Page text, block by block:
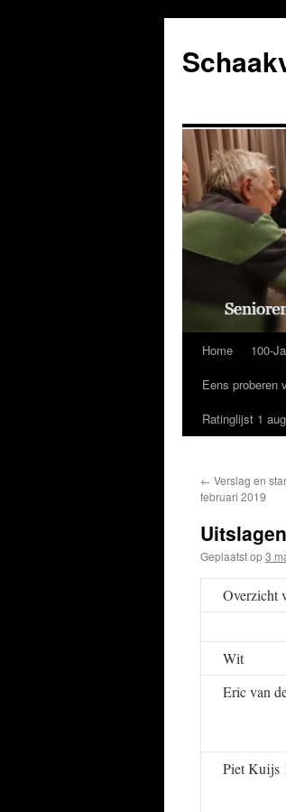
de
inhoud
Home 100-
Eens proberen
Ratinglijst 1
← Verslag en
februari 2019
Geplaatst op3
Overzicht
Wit
Eric van
Piet Kuijs